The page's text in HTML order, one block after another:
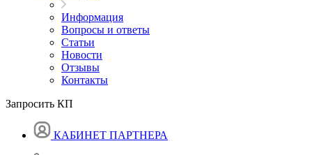
Информация
Вопросы и ответы
Статьи
Новости
Отзывы
Контакты
Запросить КП
КАБИНЕТ ПАРТНЕРА